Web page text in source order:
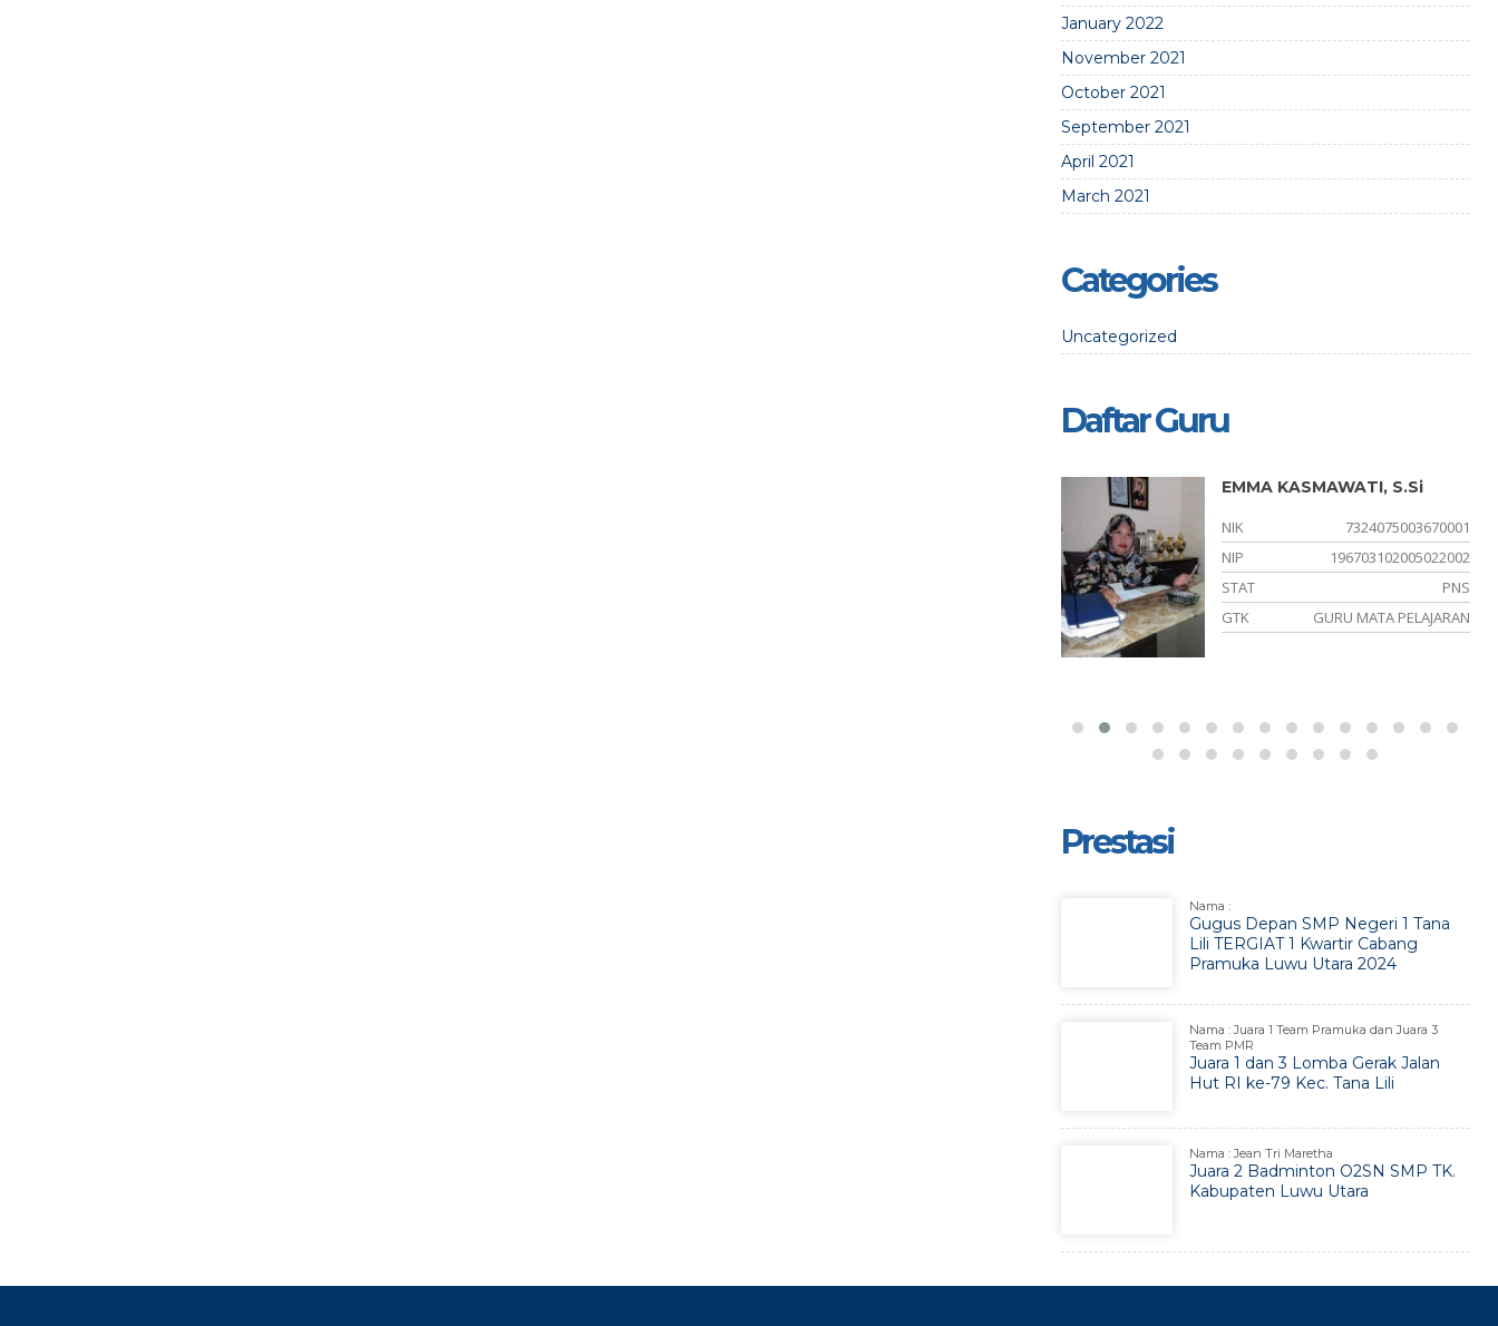
January 2022
November 2021
October 2021
September 2021
April 2021
March 2021
Categories
Uncategorized
Daftar Guru
EMMA KASMAWATI, S.Si
NIK
7324075003670001
NIP
196703102005022002
STAT
PNS
GTK
GURU MATA PELAJARAN
Prestasi
Nama :
Gugus Depan SMP Negeri 1 Tana
Lili TERGIAT 1 Kwartir Cabang
Pramuka Luwu Utara 2024
Nama : Juara 1 Team Pramuka dan Juara 3
Team PMR
Juara 1 dan 3 Lomba Gerak Jalan
Hut RI ke-79 Kec. Tana Lili
Nama : Jean Tri Maretha
Juara 2 Badminton O2SN SMP TK.
Kabupaten Luwu Utara